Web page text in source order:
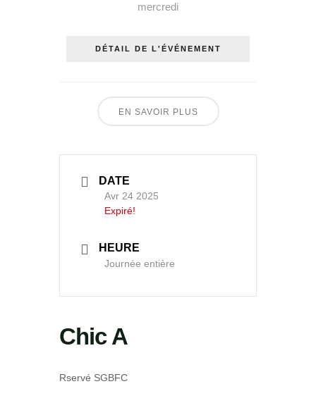
mercredi
DÉTAIL DE L'ÉVÉNEMENT
EN SAVOIR PLUS
DATE
Avr 24 2025
Expiré!
HEURE
Journée entière
Chic A
Rservé SGBFC